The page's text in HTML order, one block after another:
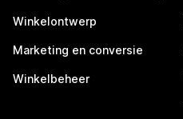
Winkelontwerp
Marketing en conversie
Winkelbeheer